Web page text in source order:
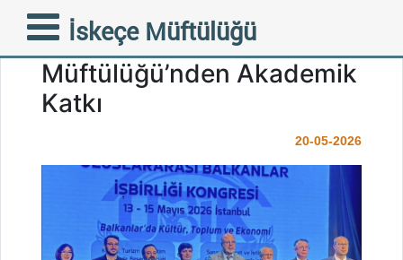
İskeçe Müftülüğü
Balkanlar’ın Ortak
Geleceğine İskeçe
Müftülüğü’nden Akademik
Katkı
20-05-2026